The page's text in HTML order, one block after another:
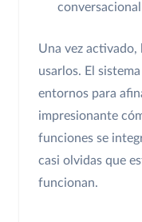
Una vez activado,
usarlos. El
entornos para
impresionante
funciones se
casi olvidas que
funcionan.